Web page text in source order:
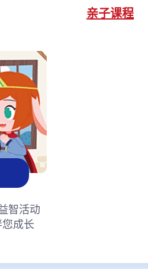
亲子课程
智活动
成长